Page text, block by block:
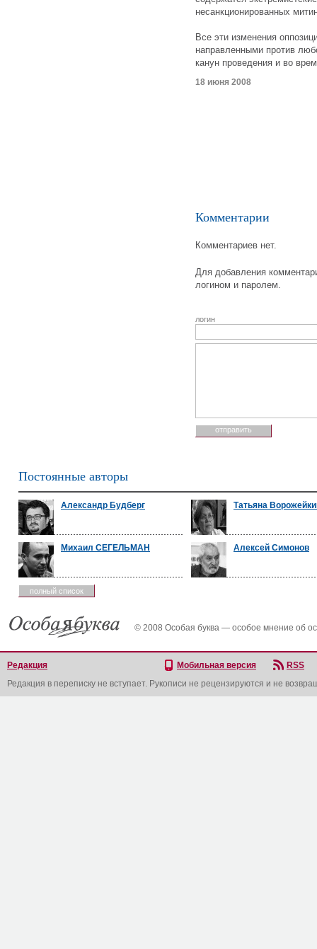
несанкционированных
Все эти изменения
направленными против
канун проведения и во
18 июня 2008
Комментарии
Комментариев нет.
Для добавления
логином и паролем.
логин
Постоянные авторы
Александр Будберг Татьяна
Михаил СЕГЕЛЬМАН Алексей Симонов
полный список
© 2008 Особая буква — особое мнение об
Редакция Мобильная версия
RSS
Редакция в переписку не вступает. Рукописи не рецензируются и не